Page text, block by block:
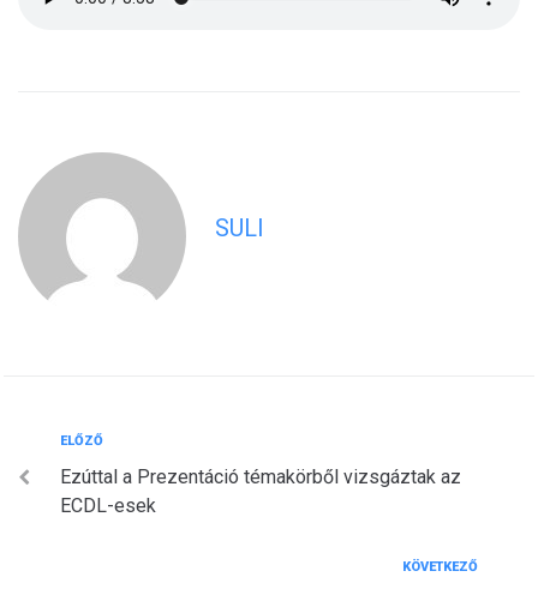
SULI
Bejegyzés
navigáció
Előző
ELŐZŐ
Ezúttal a Prezentáció témakörből vizsgáztak az
ECDL-esek
KÖVETKEZŐ